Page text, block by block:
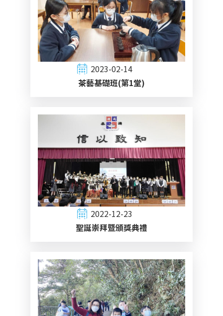
2023-02-14
茶藝基礎班(第1堂)
2022-12-23
聖誕崇拜暨頒獎典禮